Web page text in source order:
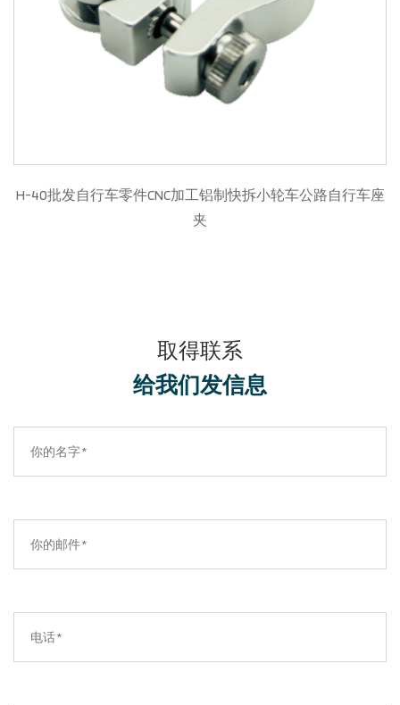
H-40批发自行车零件CNC加工铝制快拆小轮车公路自行车座
夹
取得联系
给我们发信息​